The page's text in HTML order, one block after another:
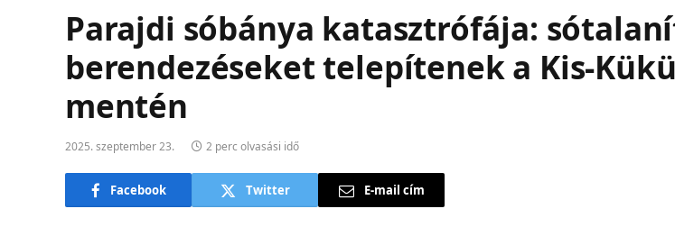
Parajdi sóbánya katasztrófája:
berendezéseket telepítenek a Kis-
mentén
2025. szeptember 23. 2 perc olvasási idő
Facebook Twitter E-mail cím